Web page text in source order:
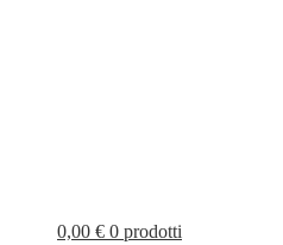
0,00 € 0 prodotti